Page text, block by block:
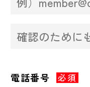
電話番号 必須